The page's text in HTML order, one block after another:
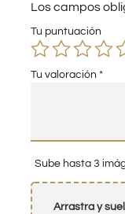
Los campos
Tu puntuación
Tu valoración *
Sube hasta 3
Arrastra y